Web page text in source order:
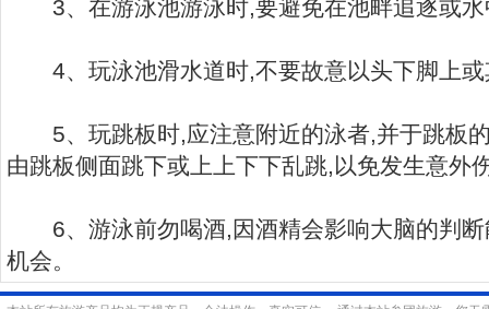
3、在游泳池游泳时,要避免在池畔追逐或水
4、玩泳池滑水道时,不要故意以头下脚上或
5、玩跳板时,应注意附近的泳者,并于跳板
由跳板侧面跳下或上上下下乱跳,以免发生意外
6、游泳前勿喝酒,因酒精会影响大脑的判断
机会。